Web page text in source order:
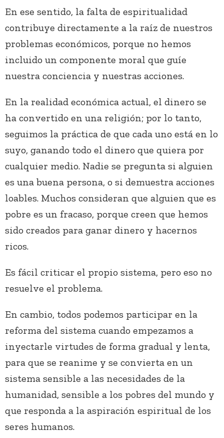
En ese sentido, la falta de espiritualidad
contribuye directamente a la raíz de nuestros
problemas económicos, porque no hemos
incluido un componente moral que guíe
nuestra conciencia y nuestras acciones.
En la realidad económica actual, el dinero se
ha convertido en una religión; por lo tanto,
seguimos la práctica de que cada uno está en lo
suyo, ganando todo el dinero que quiera por
cualquier medio. Nadie se pregunta si alguien
es una buena persona, o si demuestra acciones
loables. Muchos consideran que alguien que es
pobre es un fracaso, porque creen que hemos
sido creados para ganar dinero y hacernos
ricos.
Es fácil criticar el propio sistema, pero eso no
resuelve el problema.
En cambio, todos podemos participar en la
reforma del sistema cuando empezamos a
inyectarle virtudes de forma gradual y lenta,
para que se reanime y se convierta en un
sistema sensible a las necesidades de la
humanidad, sensible a los pobres del mundo y
que responda a la aspiración espiritual de los
seres humanos.